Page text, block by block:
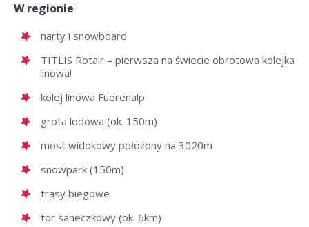
W regionie
narty i snowboard
TITLIS Rotair – pierwsza na świecie obrotowa kolejka
linowa!
kolej linowa Fuerenalp
grota lodowa (ok. 150m)
most widokowy położony na 3020m
snowpark (150m)
trasy biegowe
tor saneczkowy (ok. 6km)